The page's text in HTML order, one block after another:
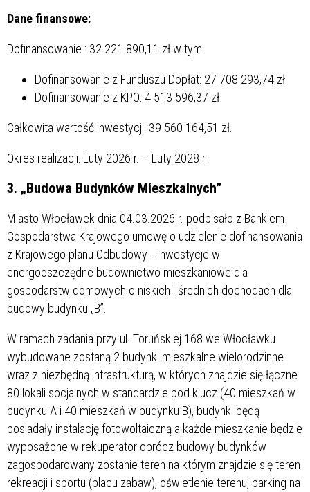
Dane finansowe:
Dofinansowanie : 32 221 890,11 zł w tym:
Dofinansowanie z Funduszu Dopłat: 27 708 293,74 zł
Dofinansowanie z KPO: 4 513 596,37 zł
Całkowita wartość inwestycji: 39 560 164,51 zł.
Okres realizacji: Luty 2026 r. – Luty 2028 r.
3. „Budowa Budynków Mieszkalnych”
Miasto Włocławek dnia 04.03.2026 r. podpisało z Bankiem
Gospodarstwa Krajowego umowę o udzielenie dofinansowania
z Krajowego planu Odbudowy - Inwestycje w
energooszczędne budownictwo mieszkaniowe dla
gospodarstw domowych o niskich i średnich dochodach dla
budowy budynku „B”.
W ramach zadania przy ul. Toruńskiej 168 we Włocławku
wybudowane zostaną 2 budynki mieszkalne wielorodzinne
wraz z niezbędną infrastrukturą, w których znajdzie się łączne
80 lokali socjalnych w standardzie pod klucz (40 mieszkań w
budynku A i 40 mieszkań w budynku B), budynki będą
posiadały instalację fotowoltaiczną a każde mieszkanie będzie
wyposażone w rekuperator oprócz budowy budynków
zagospodarowany zostanie teren na którym znajdzie się teren
rekreacji i sportu (placu zabaw), oświetlenie terenu, parking na